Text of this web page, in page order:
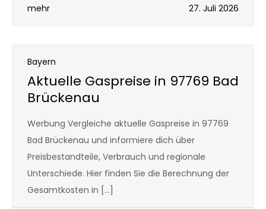
mehr 27. Juli 2026
Bayern
Aktuelle Gaspreise in 97769 Bad
Brückenau
Werbung Vergleiche aktuelle Gaspreise in 97769
Bad Brückenau und informiere dich über
Preisbestandteile, Verbrauch und regionale
Unterschiede. Hier finden Sie die Berechnung der
Gesamtkosten in […]